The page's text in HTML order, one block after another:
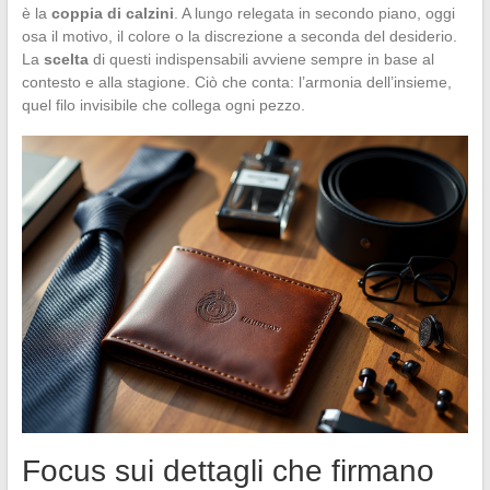
è la coppia di calzini . A lungo relegata in secondo piano, oggi
osa il motivo, il colore o la discrezione a seconda del desiderio.
La sceltadi questi indispensabili avviene sempre in base al
contesto e alla stagione. Ciò che conta: l’armonia dell’insieme,
quel filo invisibile che collega ogni pezzo.
Focus sui dettagli che firmano